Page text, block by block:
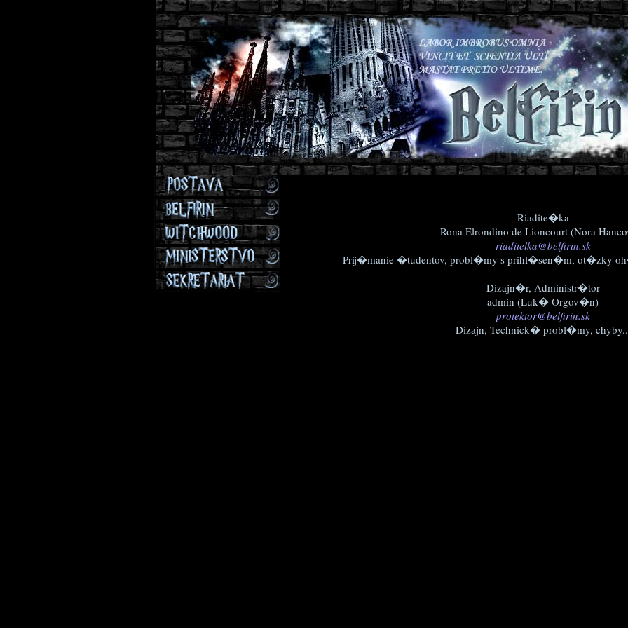
Riadite�ka
Rona Elrondino de Lioncourt (Nora
riaditelka@belfirin.sk
Prij�manie �tudentov, probl�my s prihl�sen�m, ot�zky
Dizajn�r, Administr�tor
admin (Luk� Orgov�n)
protektor@belfirin.sk
Dizajn, Technick� probl�my,